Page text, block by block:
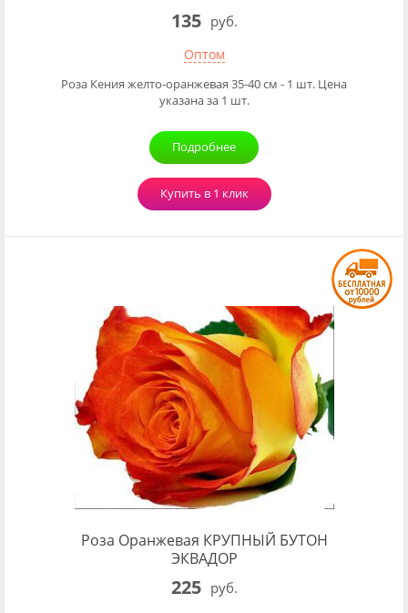
135 руб.
Оптом
Роза Кения желто-оранжевая 35-40 см - 1 шт. Цена
указана за 1 шт.
Подробнее
Купить в 1 клик
Роза Оранжевая КРУПНЫЙ БУТОН
ЭКВАДОР
225 руб.